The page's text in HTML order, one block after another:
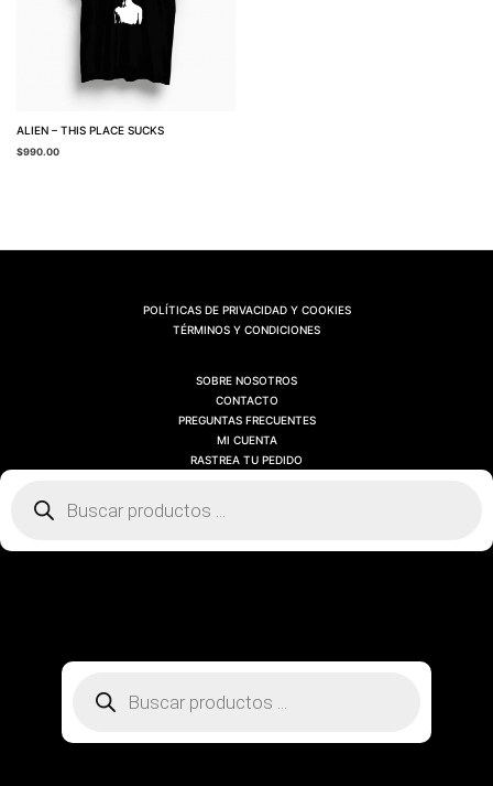
ALIEN – THIS PLACE SUCKS
$990.00
POLÍTICAS DE PRIVACIDAD Y COOKIES
TÉRMINOS Y CONDICIONES
SOBRE NOSOTROS
CONTACTO
PREGUNTAS FRECUENTES
MI CUENTA
RASTREA TU PEDIDO
Búsqueda
Búsqueda